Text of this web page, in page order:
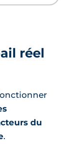
réel
du
.